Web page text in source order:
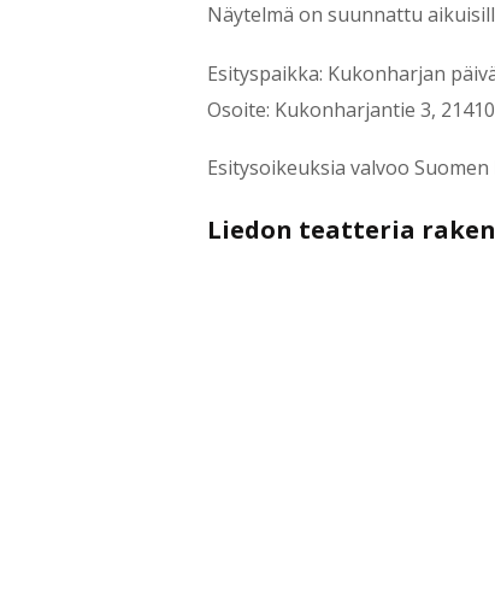
Näytelmä on suunnattu
Esityspaikka: Kukonharjan
Osoite: Kukonharjantie 3,
Esitysoikeuksia valvoo
Liedon teatteria